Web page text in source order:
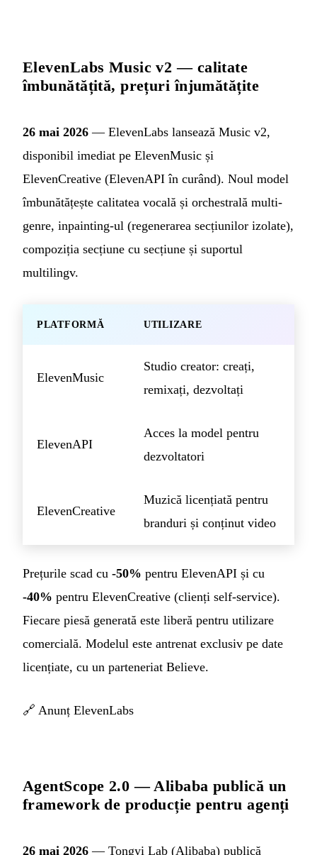
ElevenLabs Music v2 — calitate
îmbunătățită, prețuri înjumătățite
26 mai 2026 — ElevenLabs lansează Music v2,
disponibil imediat pe ElevenMusic și
ElevenCreative (ElevenAPI în curând). Noul model
îmbunătățește calitatea vocală și orchestrală multi-
genre, inpainting-ul (regenerarea secțiunilor izolate),
compoziția secțiune cu secțiune și suportul
multilingv.
PLATFORMĂ UTILIZARE
ElevenMusic
Studio creator: creați,
remixați, dezvoltați
ElevenAPI
Acces la model pentru
dezvoltatori
ElevenCreative
Muzică licențiată pentru
branduri și conținut video
Prețurile scad cu -50% pentru ElevenAPI și cu
-40% pentru ElevenCreative (clienți self-service).
Fiecare piesă generată este liberă pentru utilizare
comercială. Modelul este antrenat exclusiv pe date
licențiate, cu un parteneriat Believe.
🔗 Anunț ElevenLabs
AgentScope 2.0 — Alibaba publică un
framework de producție pentru agenți
26 mai 2026 — Tongyi Lab (Alibaba) publică